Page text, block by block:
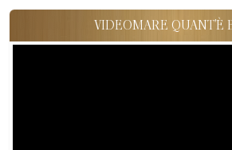
VIDEOMARE QUANT'È